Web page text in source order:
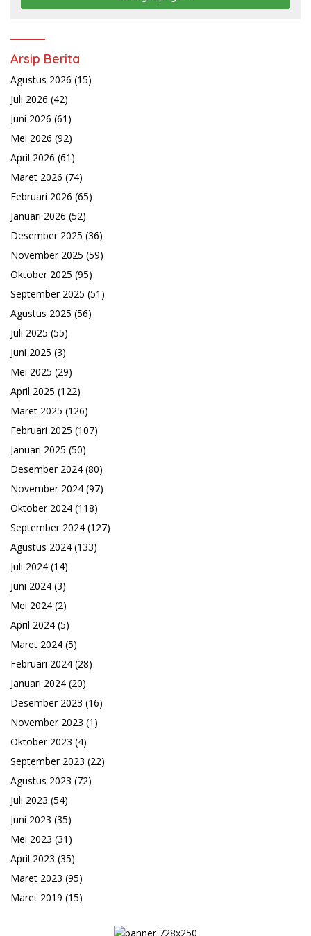
Arsip Berita
Agustus 2026 (15)
Juli 2026 (42)
Juni 2026 (61)
Mei 2026 (92)
April 2026 (61)
Maret 2026 (74)
Februari 2026 (65)
Januari 2026 (52)
Desember 2025 (36)
November 2025 (59)
Oktober 2025 (95)
September 2025 (51)
Agustus 2025 (56)
Juli 2025 (55)
Juni 2025 (3)
Mei 2025 (29)
April 2025 (122)
Maret 2025 (126)
Februari 2025 (107)
Januari 2025 (50)
Desember 2024 (80)
November 2024 (97)
Oktober 2024 (118)
September 2024 (127)
Agustus 2024 (133)
Juli 2024 (14)
Juni 2024 (3)
Mei 2024 (2)
April 2024 (5)
Maret 2024 (5)
Februari 2024 (28)
Januari 2024 (20)
Desember 2023 (16)
November 2023 (1)
Oktober 2023 (4)
September 2023 (22)
Agustus 2023 (72)
Juli 2023 (54)
Juni 2023 (35)
Mei 2023 (31)
April 2023 (35)
Maret 2023 (95)
Maret 2019 (15)